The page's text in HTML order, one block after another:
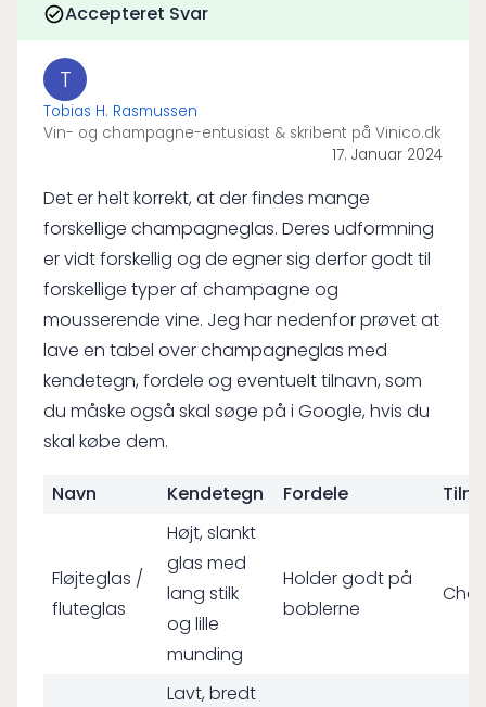
Accepteret Svar
T
Tobias H. Rasmussen
Vin- og champagne-entusiast & skribent på Vinico.dk
17. Januar 2024
Det er helt korrekt, at der findes mange
forskellige champagneglas. Deres udformning
er vidt forskellig og de egner sig derfor godt til
forskellige typer af champagne og
mousserende vine. Jeg har nedenfor prøvet at
lave en tabel over champagneglas med
kendetegn, fordele og eventuelt tilnavn, som
du måske også skal søge på i Google, hvis du
skal købe dem.
Navn Kendetegn Fordele
Fløjteglas /
fluteglas
Højt, slankt
glas med
lang stilk
og lille
munding
Holder godt på
boblerne
Lavt, bredt